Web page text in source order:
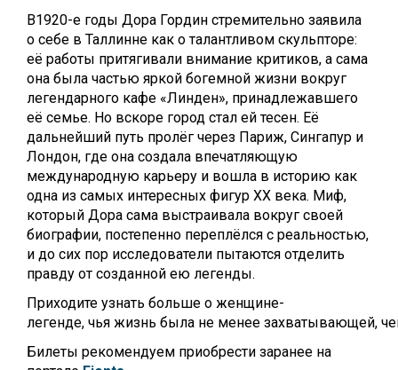
В1920-е годы Дора Гордин стремительно заявила
о себе в Таллинне как о талантливом скульпторе:
её работы притягивали внимание критиков, а сама
она была частью яркой богемной жизни вокруг
легендарного кафе «Линден», принадлежавшего
её семье. Но вскоре город стал ей тесен. Её
дальнейший путь пролёг через Париж, Сингапур и
Лондон, где она создала впечатляющую
международную карьеру и вошла в историю как
одна из самых интересных фигур XX века. Миф,
который Дора сама выстраивала вокруг своей
биографии, постепенно переплёлся с реальностью,
и до сих пор исследователи пытаются отделить
правду от созданной ею легенды.
Приходите узнать больше о женщине-
легенде, чья жизнь была не менее захватывающей,
Билеты рекомендуем приобрести заранее на